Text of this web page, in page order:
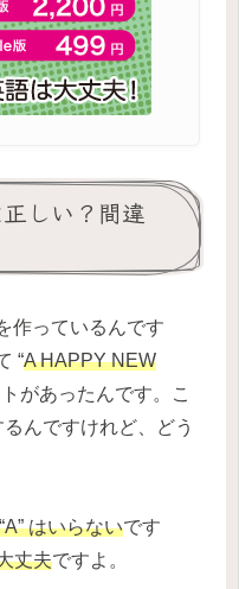
しい？間違
作っているんです
“A HAPPY NEW
があったんです。こ
んですけれど、どう
はいらないです
丈夫ですよ。